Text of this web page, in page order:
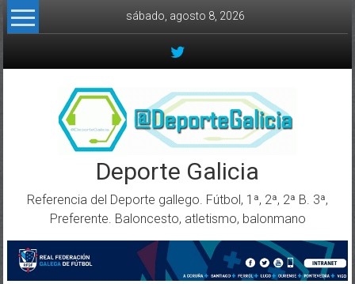
Skip to content
sábado, agosto 8, 2026
Deporte Galicia
Referencia del Deporte gallego. Fútbol, 1ª, 2ª, 2ª B. 3ª,
Preferente. Baloncesto, atletismo, balonmano